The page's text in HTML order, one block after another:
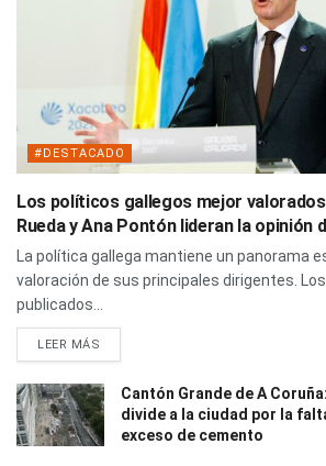
#DESTACADO
Los políticos gallegos mejor
Rueda y Ana Pontón lideran la opinión
La política gallega mantiene un panorama
valoración de sus principales dirigentes.
publicados...
LEER MÁS
Cantón Grande de A
divide a la ciudad por la
exceso de cemento